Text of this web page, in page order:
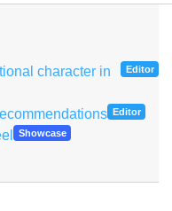
character in
Editor
Editor
Showcase